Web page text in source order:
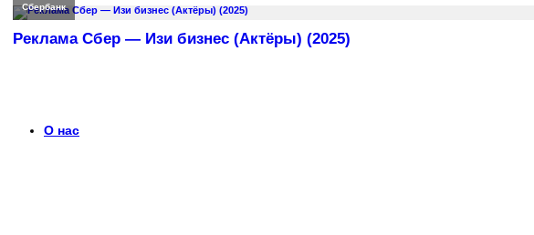
Сбербанк
Реклама Сбер — Изи бизнес (Актёры) (2025)
О нас